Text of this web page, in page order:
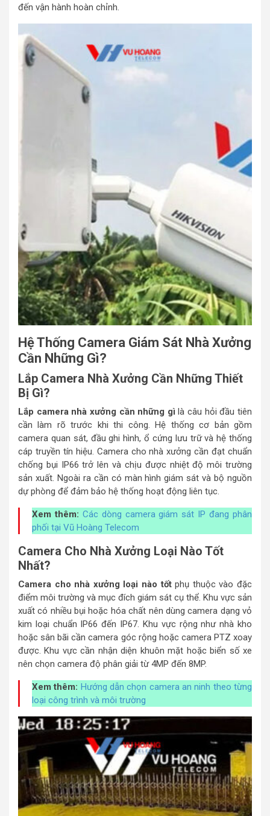
đến vận hành hoàn chỉnh.
Hệ Thống Camera Giám Sát Nhà Xưởng
Cần Những Gì?
Lắp Camera Nhà Xưởng Cần Những Thiết
Bị Gì?
Lắp camera nhà xưởng cần những gì là câu hỏi đầu tiên
cần làm rõ trước khi thi công. Hệ thống cơ bản gồm
camera quan sát, đầu ghi hình, ổ cứng lưu trữ và hệ thống
cáp truyền tín hiệu. Camera cho nhà xưởng cần đạt chuẩn
chống bụi IP66 trở lên và chịu được nhiệt độ môi trường
sản xuất. Ngoài ra cần có màn hình giám sát và bộ nguồn
dự phòng để đảm bảo hệ thống hoạt động liên tục.
Xem thêm: Các dòng camera giám sát IP đang phân
phối tại Vũ Hoàng Telecom
Camera Cho Nhà Xưởng Loại Nào Tốt
Nhất?
Camera cho nhà xưởng loại nào tốtphụ thuộc vào đặc
điểm môi trường và mục đích giám sát cụ thể. Khu vực sản
xuất có nhiều bụi hoặc hóa chất nên dùng camera dạng vỏ
kim loại chuẩn IP66 đến IP67. Khu vực rộng như nhà kho
hoặc sân bãi cần camera góc rộng hoặc camera PTZ xoay
được. Khu vực cần nhận diện khuôn mặt hoặc biển số xe
nên chọn camera độ phân giải từ 4MP đến 8MP.
Xem thêm: Hướng dẫn chọn camera an ninh theo từng
loại công trình và môi trường